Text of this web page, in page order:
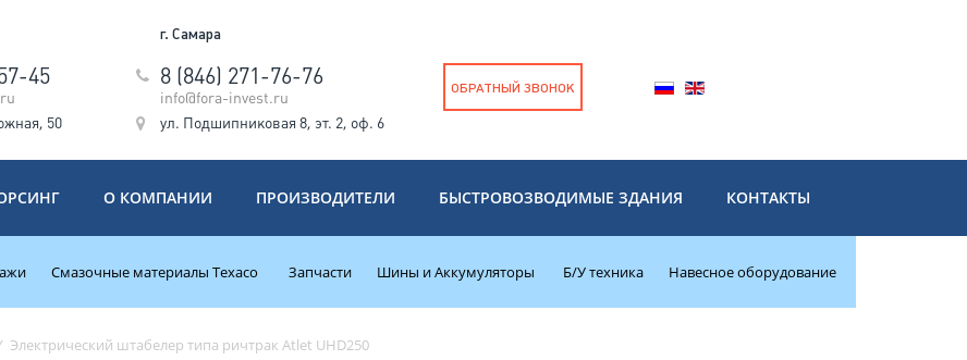
45
50
г. Самара
8 (846) 271-76-76
info@fora-invest.ru
ул. Подшипниковая 8, эт. 2, оф. 6
ОБРАТНЫЙ ЗВОНОК
О КОМПАНИИ ПРОИЗВОДИТЕЛИ БЫСТРОВОЗВОДИМЫЕ ЗДАНИЯ КОНТАКТЫ
Смазочные материалы Texaco Запчасти Шины и Аккумуляторы Б/У техника Навесное оборудование
Электрический штабелер типа ричтрак Atlet UHD250